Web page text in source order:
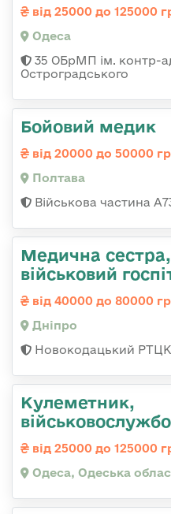
від 25000 до 125000
Одеса
35 ОБрМП ім. контр-
Остроградського
Бойовий медик
від 20000 до 50000
Полтава
Військова частина
Медична сестра,
військовий
від 40000 до 80000
Дніпро
Новокодацький
Кулеметник,
від 25000 до 125000
Одеса, Одеська